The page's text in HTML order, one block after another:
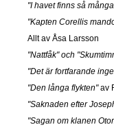
"I havet finns så
"Kapten Corellis
Allt av Åsa Larsson
"Nattfåk" och
"Det är fortfarande
"Den långa flykten"av
"Saknaden efter
"Sagan om klanen